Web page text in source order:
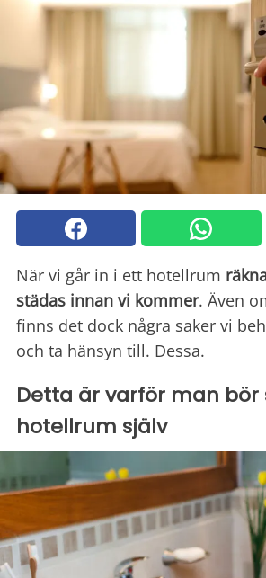
När vi går in i ett hotellrum
städas innan vi kommer. Även
finns det dock några saker vi
och ta hänsyn till. Dessa.
Detta är varför man bör
hotellrum själv